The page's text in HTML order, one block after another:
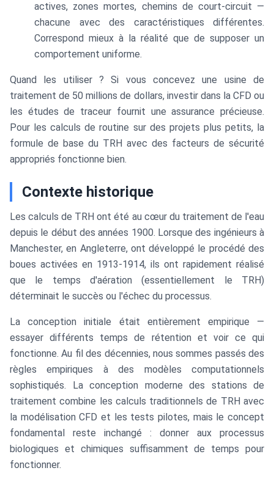
actives, zones mortes, chemins de court-circuit —
chacune avec des caractéristiques différentes.
Correspond mieux à la réalité que de supposer un
comportement uniforme.
Quand les utiliser ? Si vous concevez une usine de
traitement de 50 millions de dollars, investir dans la CFD ou
les études de traceur fournit une assurance précieuse.
Pour les calculs de routine sur des projets plus petits, la
formule de base du TRH avec des facteurs de sécurité
appropriés fonctionne bien.
Contexte historique
Les calculs de TRH ont été au cœur du traitement de l'eau
depuis le début des années 1900. Lorsque des ingénieurs à
Manchester, en Angleterre, ont développé le procédé des
boues activées en 1913-1914, ils ont rapidement réalisé
que le temps d'aération (essentiellement le TRH)
déterminait le succès ou l'échec du processus.
La conception initiale était entièrement empirique —
essayer différents temps de rétention et voir ce qui
fonctionne. Au fil des décennies, nous sommes passés des
règles empiriques à des modèles computationnels
sophistiqués. La conception moderne des stations de
traitement combine les calculs traditionnels de TRH avec
la modélisation CFD et les tests pilotes, mais le concept
fondamental reste inchangé : donner aux processus
biologiques et chimiques suffisamment de temps pour
fonctionner.